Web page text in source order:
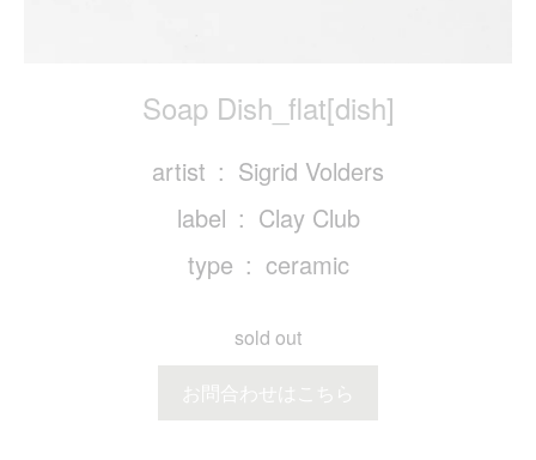
Soap Dish_flat[dish]
artist
Sigrid Volders
label
Clay Club
type
ceramic
sold out
お問合わせはこちら